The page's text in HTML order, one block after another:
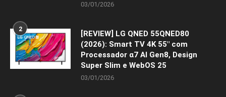
03/01/2026
2
[REVIEW] LG QNED 55QNED80
(2026): Smart TV 4K 55″ com
Processador α7 AI Gen8, Design
Super Slim e WebOS 25
03/01/2026